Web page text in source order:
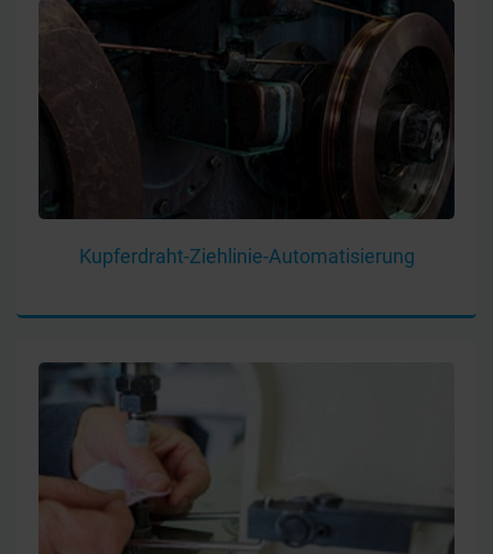
Kupferdraht-Ziehlinie-Automatisierung